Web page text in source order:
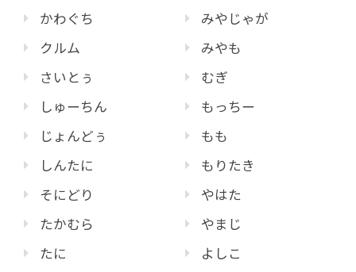
かわぐち
クルム
さいとぅ
しゅーちん
じょんどぅ
しんたに
そにどり
たかむら
たに
みやじゃが
みやも
むぎ
もっちー
もも
もりたき
やはた
やまじ
よしこ